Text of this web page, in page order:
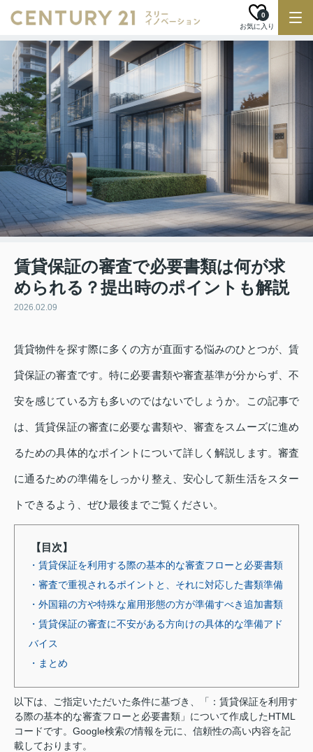
お気に入り
0
賃貸保証の審査で必要書類は何が求
められる？提出時のポイントも解説
2026.02.09
賃貸物件を探す際に多くの方が直面する悩みのひとつが、賃
貸保証の審査です。特に必要書類や審査基準が分からず、不
安を感じている方も多いのではないでしょうか。この記事で
は、賃貸保証の審査に必要な書類や、審査をスムーズに進め
るための具体的なポイントについて詳しく解説します。審査
に通るための準備をしっかり整え、安心して新生活をスター
トできるよう、ぜひ最後までご覧ください。
【目次】
・賃貸保証を利用する際の基本的な審査フローと必要書類
・審査で重視されるポイントと、それに対応した書類準備
・外国籍の方や特殊な雇用形態の方が準備すべき追加書類
・賃貸保証の審査に不安がある方向けの具体的な準備アド
バイス
・まとめ
以下は、ご指定いただいた条件に基づき、「：賃貸保証を利用す
る際の基本的な審査フローと必要書類」について作成したHTML
コードです。Google検索の情報を元に、信頼性の高い内容を記
載しております。